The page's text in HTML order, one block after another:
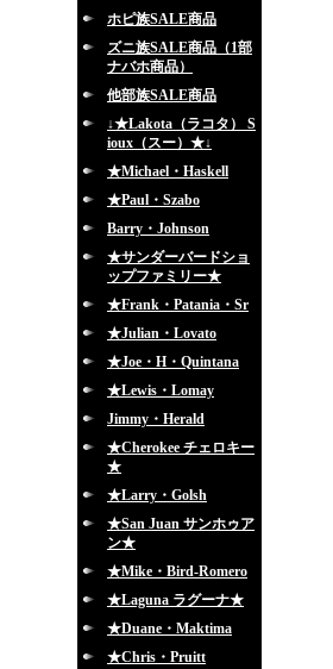
ホピ族SALE商品
ズニ族SALE商品（1部
ナバホ商品）
他部族SALE商品
↓★Lakota（ラコタ） S
ioux（スー）★↓
★Michael・Haskell
★Paul・Szabo
Barry・Johnson
★サンダーバードショ
ップファミリー★
★Frank・Patania・Sr
★Julian・Lovato
★Joe・H・Quintana
★Lewis・Lomay
Jimmy・Herald
★Cherokee チェロキー
★
★Larry・Golsh
★San Juan サンホゥア
ン★
★Mike・Bird-Romero
★Laguna ラグーナ★
★Duane・Maktima
★Chris・Pruitt